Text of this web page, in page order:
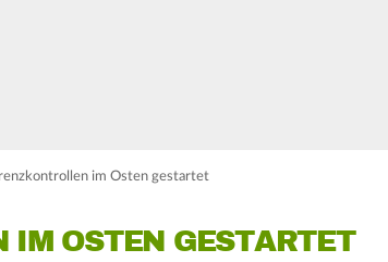
im Osten gestartet
IM OSTEN GESTARTET